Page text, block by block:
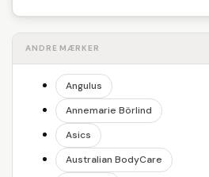
ANDRE MÆRKER
Angulus
Annemarie Börlind
Asics
Australian BodyCare